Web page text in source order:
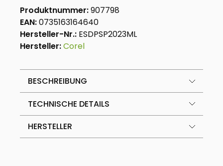
Produktnummer:907798
EAN:0735163164640
Hersteller-Nr.: ESDPSP2023ML
Hersteller:Corel
BESCHREIBUNG
TECHNISCHE DETAILS
HERSTELLER